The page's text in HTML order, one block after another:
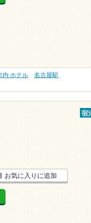
内 ホテル
名古屋駅
宿
お気に入りに追加